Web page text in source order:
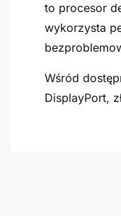
to procesor
wykorzysta
Wśród
DisplayPort,